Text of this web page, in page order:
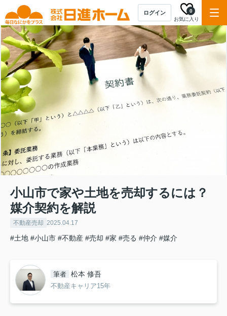
ログイン
お気に入り
0
小山市で家や土地を売却するには？
媒介契約を解説
不動産売却 2025.04.17
#土地 #小山市 #不動産 #売却 #家 #売る #仲介 #媒介
筆者 松本 修吾
不動産キャリア15年